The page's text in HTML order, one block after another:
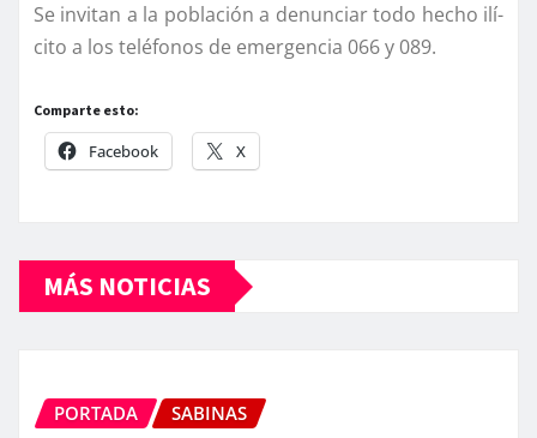
Se invitan a la población a denunciar todo hecho ilí­
cito a los teléfonos de emergencia 066 y 089.
Comparte esto:
Facebook X
MÁS NOTICIAS
PORTADA SABINAS